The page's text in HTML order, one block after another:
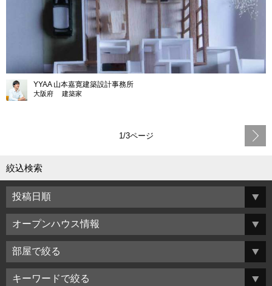
YYAA 山本嘉寛建築設計事務所
大阪府 建築家
1/3ページ
絞込検索